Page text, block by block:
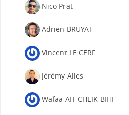
Nico Prat
Adrien BRUYAT
Vincent LE CERF
Jérémy Alles
Wafaa AIT-CHEIK-BIHI